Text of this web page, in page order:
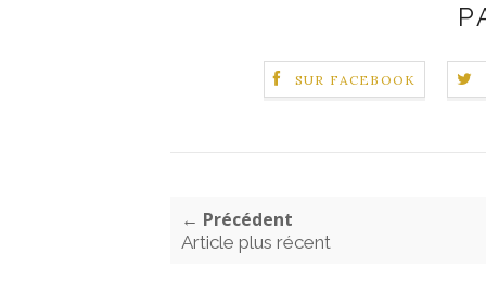
SUR FACEBOOK
← Précédent
Article plus récent